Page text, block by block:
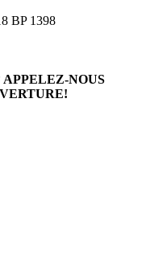
BP 1398
APPELEZ-NOUS